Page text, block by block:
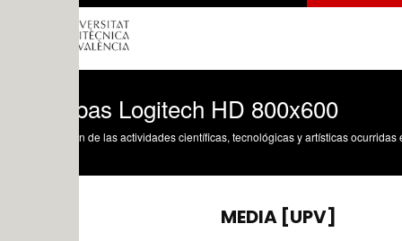
Logitech HD 800x600
de las actividades científicas, tecnológicas y artísticas ocurridas en los tres